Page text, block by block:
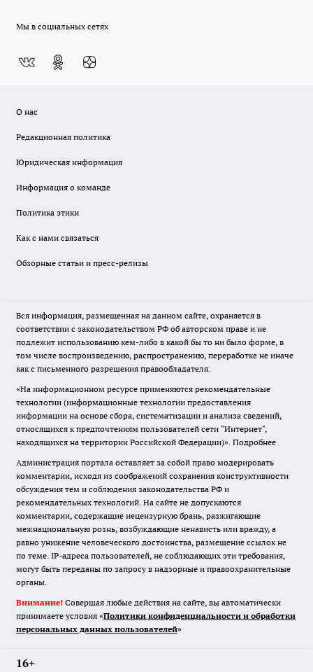
Мы в социальных сетях
О нас
Редакционная политика
Юридическая информация
Информация о команде
Политика этики
Как с нами связаться
Обзорные статьи и пресс-релизы
Вся информация, размещенная на данном сайте, охраняется в
соответствии с законодательством РФ об авторском праве и не
подлежит использованию кем-либо в какой бы то ни было форме, в
том числе воспроизведению, распространению, переработке не иначе
как с письменного разрешения правообладателя.
«На информационном ресурсе применяются рекомендательные
технологии (информационные технологии предоставления
информации на основе сбора, систематизации и анализа сведений,
относящихся к предпочтениям пользователей сети "Интернет",
находящихся на территории Российской Федерации)». Подробнее
Администрация портала оставляет за собой право модерировать
комментарии, исходя из соображений сохранения конструктивности
обсуждения тем и соблюдения законодательства РФ и
рекомендательных технологий. На сайте не допускаются
комментарии, содержащие нецензурную брань, разжигающие
межнациональную рознь, возбуждающие ненависть или вражду, а
равно унижение человеческого достоинства, размещение ссылок не
по теме. IP-адреса пользователей, не соблюдающих эти требования,
могут быть переданы по запросу в надзорные и правоохранительные
органы.
Внимание! Совершая любые действия на сайте, вы автоматически
принимаете условия «Политики конфиденциальности и обработки
персональных данных пользователей»
16+